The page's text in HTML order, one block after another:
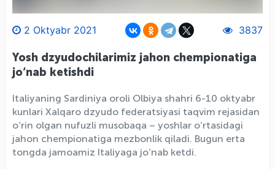
2 Oktyabr 2021 3837
Yosh dzyudochilarimiz jahon chempionatiga
jo‘nab ketishdi
Italiyaning Sardiniya oroli Olbiya shahri 6-10 oktyabr
kunlari Xalqaro dzyudo federatsiyasi taqvim rejasidan
o‘rin olgan nufuzli musobaqa – yoshlar o‘rtasidagi
jahon chempionatiga mezbonlik qiladi. Bugun erta
tongda jamoamiz Italiyaga jo‘nab ketdi.